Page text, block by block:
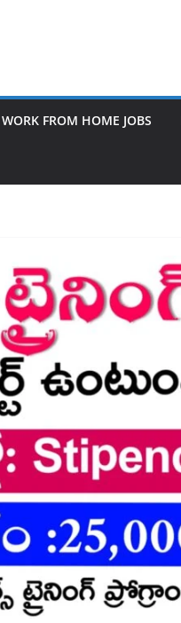
WORK FROM HOME JOBS